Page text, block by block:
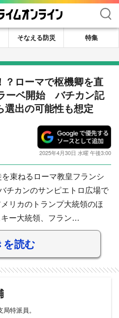
検索
そなえる防災
特集
？ローマで枢機卿を直
ーベ開始 バチカン記
選出の可能性も想定
2025年4月30日 水曜 午後3:00
束ねるローマ教皇フランシ
チカンのサンピエトロ広場で
リカのトランプ大統領のほ
ー大統領、フラン…
を読む
局特派員。